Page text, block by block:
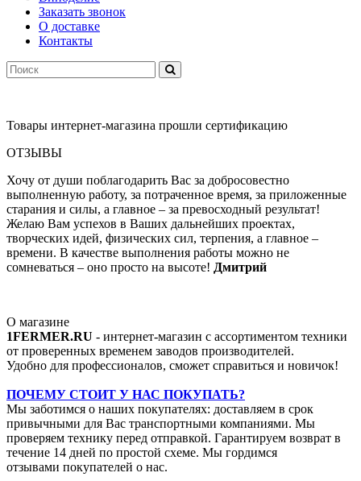
Заказать звонок
О доставке
Контакты
Товары интернет-магазина прошли сертификацию
ОТЗЫВЫ
Хочу от души поблагодарить Вас за добросовестно
выполненную работу, за потраченное время, за приложенные
старания и силы, а главное – за превосходный результат!
Желаю Вам успехов в Ваших дальнейших проектах,
творческих идей, физических сил, терпения, а главное –
времени. В качестве выполнения работы можно не
сомневаться – оно просто на высоте! Дмитрий
О магазине
1FERMER.RU - интернет-магазин с ассортиментом техники
от проверенных временем заводов производителей.
Удобно для профессионалов, сможет справиться и новичок!
ПОЧЕМУ СТОИТ У НАС ПОКУПАТЬ?
Мы заботимся о наших покупателях: доставляем в срок
привычными для Вас транспортными компаниями. Мы
проверяем технику перед отправкой. Гарантируем возврат в
течение 14 дней по простой схеме. Мы гордимся
отзывами покупателей о нас.